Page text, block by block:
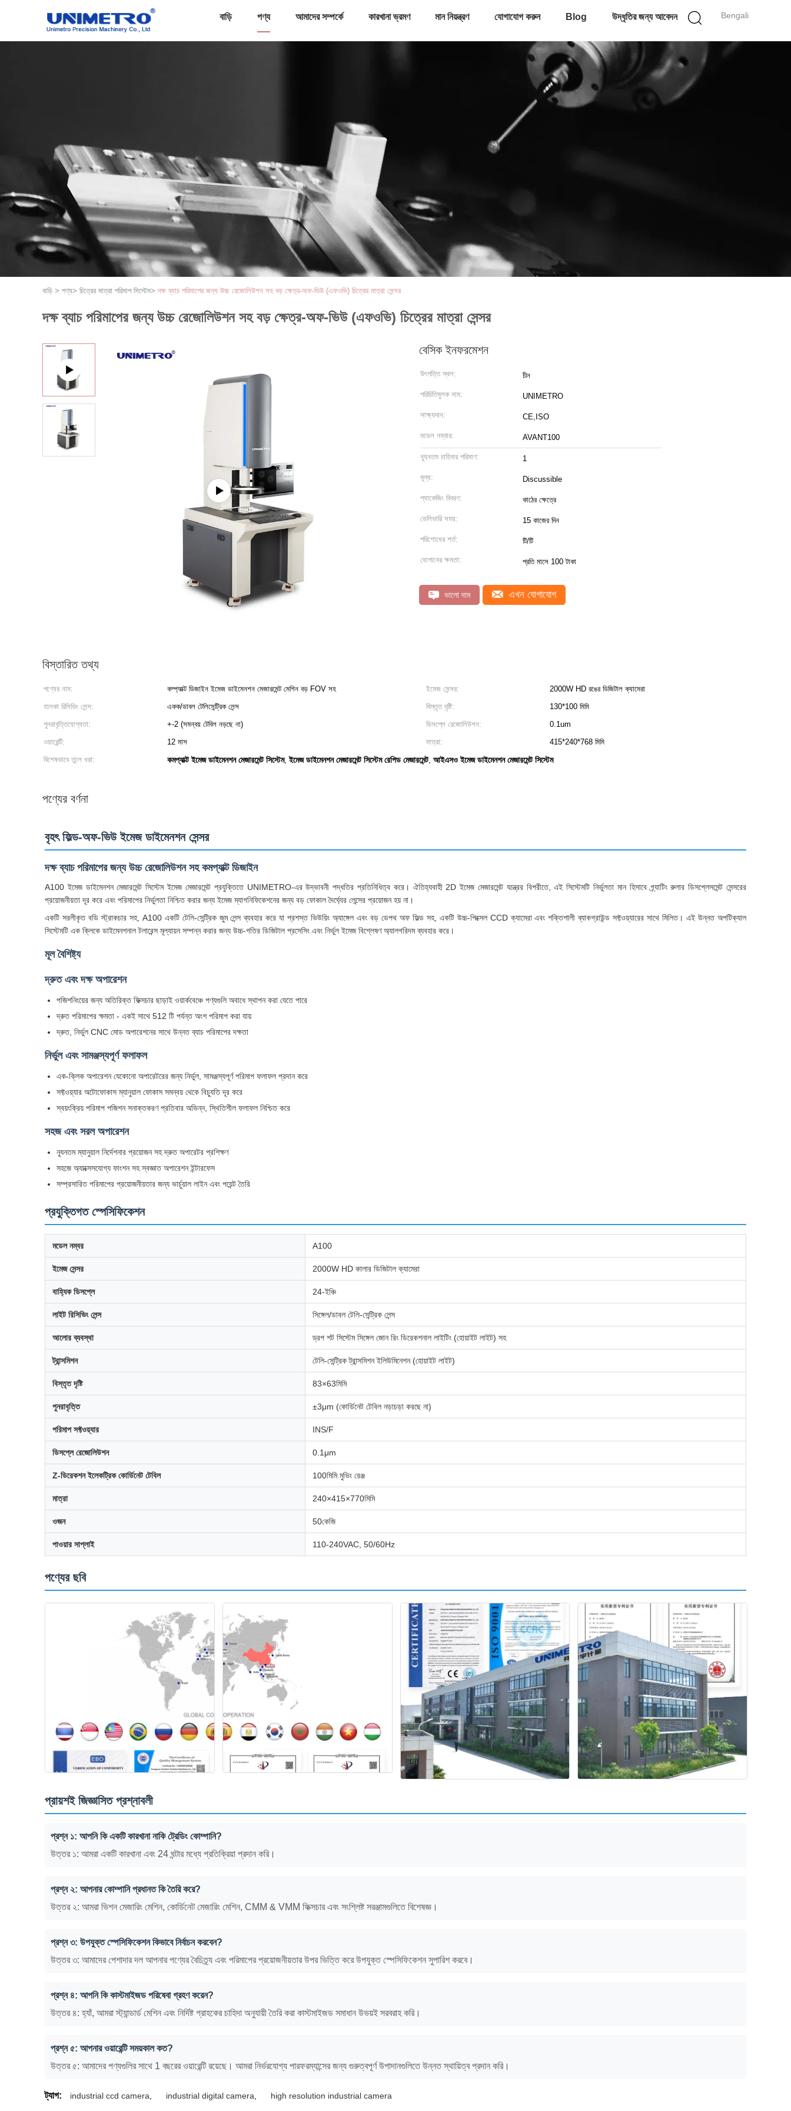
Bengali
বাড়ি পণ্য আমাদের সম্পর্কে কারখানা ভ্রমণ মান নিয়ন্ত্রণ যোগাযোগ করুন Blog উদ্ধৃতির জন্য আবেদন
বাড়ি > পণ্য> চিত্রের মাত্রা পরিমাপ সিস্টেম> দক্ষ ব্যাচ পরিমাপের জন্য উচ্চ রেজোলিউশন সহ বড় ক্ষেত্র-অফ-ভিউ (এফওভি) চিত্রের মাত্রা সেন্সর
দক্ষ ব্যাচ পরিমাপের জন্য উচ্চ রেজোলিউশন সহ বড় ক্ষেত্র-অফ-ভিউ (এফওভি) চিত্রের মাত্রা সেন্সর
বেসিক ইনফরমেশন
উৎপত্তি স্থল: চীন
পরিচিতিমুলক নাম: UNIMETRO
সাক্ষ্যদান: CE,ISO
মডেল নম্বার: AVANT100
ন্যূনতম চাহিদার পরিমাণ: 1
মূল্য: Discussible
প্যাকেজিং বিবরণ: কাঠের ক্ষেত্রে
ডেলিভারি সময়: 15 কাজের দিন
পরিশোধের শর্ত: টি/টি
যোগানের ক্ষমতা: প্রতি মাসে 100 টাকা
ভালো দাম এখন যোগাযোগ
বিস্তারিত তথ্য
পণ্যের নাম: কম্প্যাক্ট ডিজাইন ইমেজ ডাইমেনশন মেজারমেন্ট মেশিন বড় FOV সহ ইমেজ সেন্সর:
2000W HD রঙের ডিজিটাল ক্যামেরা
হালকা রিসিভিং লেন্স:
একক/ডাবল টেলিসেন্ট্রিক লেন্স বিস্তৃত দৃষ্টি:
130*100 মিমি
পুনরাবৃত্তিযোগ্যতা:
+-2 (সমন্বয় টেবিল নড়ছে না) ডিসপ্লে রেজোলিউশন:
0.1um
ওয়ারেন্টি:
12 মাস মাত্রা:
415*240*768 মিমি
বিশেষভাবে তুলে ধরা:
কমপ্যাক্ট ইমেজ ডাইমেনশন মেজারমেন্ট সিস্টেম, ইমেজ ডাইমেনশন মেজারমেন্ট সিস্টেম রেপিড মেজারমেন্ট, আইএসও ইমেজ ডাইমেনশন মেজারমেন্ট সিস্টেম
পণ্যের বর্ণনা
বৃহৎ ফিল্ড-অফ-ভিউ ইমেজ ডাইমেনশন সেন্সর
দক্ষ ব্যাচ পরিমাপের জন্য উচ্চ রেজোলিউশন সহ কমপ্যাক্ট ডিজাইন
A100 ইমেজ ডাইমেনশন মেজারমেন্ট সিস্টেম ইমেজ মেজারমেন্ট প্রযুক্তিতে UNIMETRO-এর উদ্ভাবনী পদ্ধতির প্রতিনিধিত্ব করে। ঐতিহ্যবাহী 2D ইমেজ মেজারমেন্ট যন্ত্রের বিপরীতে, এই সিস্টেমটি নির্ভুলতা মান হিসাবে গ্র্যাটিং রুলার ডিসপ্লেসমেন্ট সেন্সরের
প্রয়োজনীয়তা দূর করে এবং পরিমাপের নির্ভুলতা নিশ্চিত করার জন্য ইমেজ ম্যাগনিফিকেশনের জন্য বড় ফোকাল দৈর্ঘ্যের লেন্সের প্রয়োজন হয় না।
একটি সরলীকৃত বডি স্ট্রাকচার সহ, A100 একটি টেলি-সেন্ট্রিক জুম লেন্স ব্যবহার করে যা প্রশস্ত ভিউয়িং অ্যাঙ্গেল এবং বড় ডেপথ অফ ফিল্ড সহ, একটি উচ্চ-পিক্সেল CCD ক্যামেরা এবং শক্তিশালী ব্যাকগ্রাউন্ড সফ্টওয়্যারের সাথে মিলিত। এই উন্নত অপটিক্যাল
সিস্টেমটি এক ক্লিকে ডাইমেনশনাল টলারেন্স মূল্যায়ন সম্পন্ন করার জন্য উচ্চ-গতির ডিজিটাল প্রসেসিং এবং নির্ভুল ইমেজ বিশ্লেষণ অ্যালগরিদম ব্যবহার করে।
মূল বৈশিষ্ট্য
দ্রুত এবং দক্ষ অপারেশন
পজিশনিংয়ের জন্য অতিরিক্ত ফিক্সচার ছাড়াই ওয়ার্কবেঞ্চে পণ্যগুলি অবাধে স্থাপন করা যেতে পারে
দ্রুত পরিমাপের ক্ষমতা - একই সাথে 512 টি পর্যন্ত অংশ পরিমাপ করা যায়
দ্রুত, নির্ভুল CNC মোড অপারেশনের সাথে উন্নত ব্যাচ পরিমাপের দক্ষতা
নির্ভুল এবং সামঞ্জস্যপূর্ণ ফলাফল
এক-ক্লিক অপারেশন যেকোনো অপারেটরের জন্য নির্ভুল, সামঞ্জস্যপূর্ণ পরিমাপ ফলাফল প্রদান করে
সফ্টওয়্যার অটোফোকাস ম্যানুয়াল ফোকাস সমন্বয় থেকে বিচ্যুতি দূর করে
স্বয়ংক্রিয় পরিমাপ পজিশন সনাক্তকরণ প্রতিবার অভিন্ন, স্থিতিশীল ফলাফল নিশ্চিত করে
সহজ এবং সরল অপারেশন
ন্যূনতম ম্যানুয়াল নির্দেশনার প্রয়োজন সহ দ্রুত অপারেটর প্রশিক্ষণ
সহজে অ্যাক্সেসযোগ্য ফাংশন সহ স্বজ্ঞাত অপারেশন ইন্টারফেস
সম্প্রসারিত পরিমাপের প্রয়োজনীয়তার জন্য ভার্চুয়াল লাইন এবং পয়েন্ট তৈরি
প্রযুক্তিগত স্পেসিফিকেশন
মডেল নম্বর A100
ইমেজ সেন্সর 2000W HD কালার ডিজিটাল ক্যামেরা
বাহ্যিক ডিসপ্লে 24-ইঞ্চি
লাইট রিসিভিং লেন্স সিঙ্গেল/ডাবল টেলি-সেন্ট্রিক লেন্স
আলোর ব্যবস্থা ড্রপ শট সিস্টেম সিঙ্গেল জোন রিং ডিরেকশনাল লাইটিং (হোয়াইট লাইট) সহ
ট্রান্সমিশন টেলি-সেন্ট্রিক ট্রান্সমিশন ইলিউমিনেশন (হোয়াইট লাইট)
বিস্তৃত দৃষ্টি 83×63মিমি
পুনরাবৃত্তি ±3μm (কোর্ডিনেট টেবিল নড়াচড়া করছে না)
পরিমাপ সফ্টওয়্যার INS/F
ডিসপ্লে রেজোলিউশন 0.1μm
Z-ডিরেকশন ইলেকট্রিক কোর্ডিনেট টেবিল 100মিমি মুভিং রেঞ্জ
মাত্রা 240×415×770মিমি
ওজন 50কেজি
পাওয়ার সাপ্লাই 110-240VAC, 50/60Hz
পণ্যের ছবি
প্রায়শই জিজ্ঞাসিত প্রশ্নাবলী
প্রশ্ন ১: আপনি কি একটি কারখানা নাকি ট্রেডিং কোম্পানি?
উত্তর ১: আমরা একটি কারখানা এবং 24 ঘন্টার মধ্যে প্রতিক্রিয়া প্রদান করি।
প্রশ্ন ২: আপনার কোম্পানি প্রধানত কি তৈরি করে?
উত্তর ২: আমরা ভিশন মেজারিং মেশিন, কোর্ডিনেট মেজারিং মেশিন, CMM & VMM ফিক্সচার এবং সংশ্লিষ্ট সরঞ্জামগুলিতে বিশেষজ্ঞ।
প্রশ্ন ৩: উপযুক্ত স্পেসিফিকেশন কিভাবে নির্বাচন করবেন?
উত্তর ৩: আমাদের পেশাদার দল আপনার পণ্যের বৈচিত্র্য এবং পরিমাপের প্রয়োজনীয়তার উপর ভিত্তি করে উপযুক্ত স্পেসিফিকেশন সুপারিশ করবে।
প্রশ্ন ৪: আপনি কি কাস্টমাইজড পরিষেবা গ্রহণ করেন?
উত্তর ৪: হ্যাঁ, আমরা স্ট্যান্ডার্ড মেশিন এবং নির্দিষ্ট গ্রাহকের চাহিদা অনুযায়ী তৈরি করা কাস্টমাইজড সমাধান উভয়ই সরবরাহ করি।
প্রশ্ন ৫: আপনার ওয়ারেন্টি সময়কাল কত?
উত্তর ৫: আমাদের পণ্যগুলির সাথে 1 বছরের ওয়ারেন্টি রয়েছে। আমরা নির্ভরযোগ্য পারফরম্যান্সের জন্য গুরুত্বপূর্ণ উপাদানগুলিতে উন্নত স্থায়িত্ব প্রদান করি।
ট্যাগ: industrial ccd camera industrial digital camera high resolution industrial camera